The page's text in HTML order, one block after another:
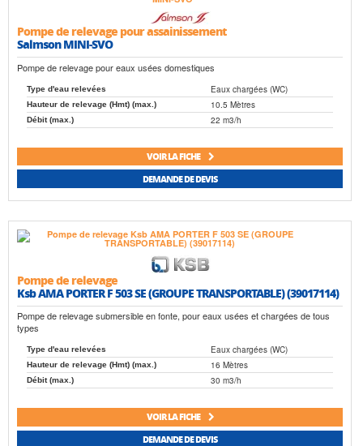
Pompe de relevage pour assainissement
Salmson MINI-SVO
Pompe de relevage pour eaux usées domestiques
Type d'eau relevées Eaux chargées (WC)
Hauteur de relevage (Hmt) (max.) 10.5 Mètres
Débit (max.) 22 m3/h
VOIR LA FICHE
DEMANDE DE DEVIS
Pompe de relevage
Ksb AMA PORTER F 503 SE (GROUPE TRANSPORTABLE) (39017114)
Pompe de relevage submersible en fonte, pour eaux usées et chargées de tous
types
Type d'eau relevées Eaux chargées (WC)
Hauteur de relevage (Hmt) (max.) 16 Mètres
Débit (max.) 30 m3/h
VOIR LA FICHE
DEMANDE DE DEVIS